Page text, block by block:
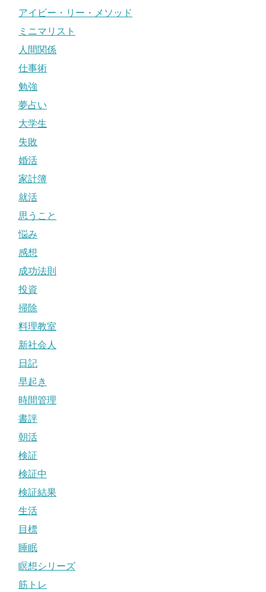
アイビー・リー・メソッド
ミニマリスト
人間関係
仕事術
勉強
夢占い
大学生
失敗
婚活
家計簿
就活
思うこと
悩み
感想
成功法則
投資
掃除
料理教室
新社会人
日記
早起き
時間管理
書評
朝活
検証
検証中
検証結果
生活
目標
睡眠
瞑想シリーズ
筋トレ